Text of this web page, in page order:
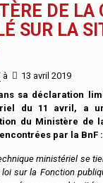
DE LA
SUR LA
à
13 avril 2019
sa déclaration
du 11 avril, a
du Ministère de
par la BnF :
ministériel se
loi sur la Fonction